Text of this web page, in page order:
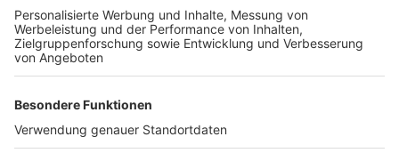
Richtung Innenstadt ist die Auffahrt über verengte
Fahrstreifen möglich.